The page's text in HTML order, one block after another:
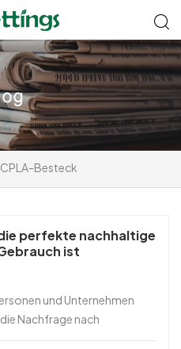
CPLA-Besteck
perfekte nachhaltige
ist
und Unternehmen
Nachfrage nach
Eine herausragende